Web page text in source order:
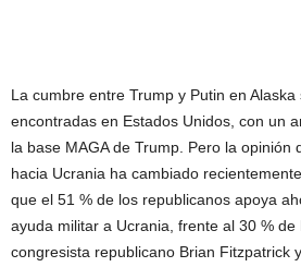
La cumbre entre Trump y Putin en
encontradas en Estados Unidos, con un
la base MAGA de Trump. Pero la opinión
hacia Ucrania ha cambiado
que el 51 % de los republicanos apoya
ayuda militar a Ucrania, frente al 30 %
congresista republicano Brian Fitzpatrick